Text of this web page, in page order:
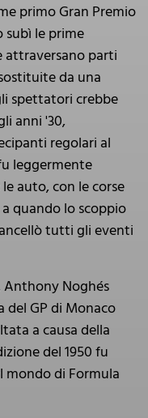
primo Gran Premio
subì le prime
attraversano parti
da una
spettatori crebbe
anni '30,
regolari al
leggermente
auto, con le corse
quando lo scoppio
tutti gli eventi
Anthony Noghés
del GP di Monaco
a causa della
del 1950 fu
mondo di Formula